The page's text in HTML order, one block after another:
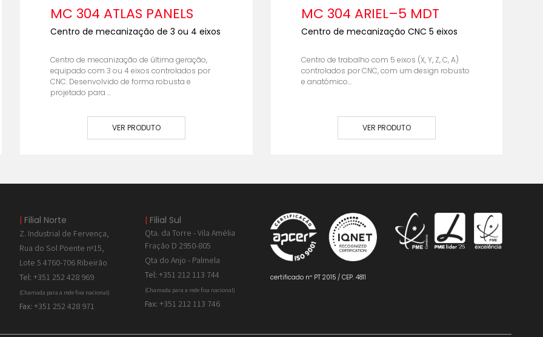
MC 304 ATLAS PANELS
Centro de mecanização de 3 ou 4 eixos
Centro de mecanização de última geração,
equipado com 3 ou 4 eixos controlados por
CNC. Desenvolvido de forma robusta e
projetado para ...
VER PRODUTO
MC 304 ARIEL–5 MDT
Centro de mecanização CNC 5 eixos
Centro de trabalho com 5 eixos (X, Y, Z, C, A)
controlados por CNC, com um design robusto
e anatómico...
VER PRODUTO
| Filial Norte
Z. Industrial de Fervença,
Rua do Sol Poente nº15,
Lote 5 4760-706 Ribeirão
Tel:+351 252 428 969
(Chamada para a rede fixa nacional)
Fax:+351 252 428 971
| Filial Sul
Qta. da Torre - Vila Amélia
Fração D 2950-805
Qta do Anjo - Palmela
Tel: +351 212 113 744
(Chamada para a rede fixa nacional)
Fax: +351 212 113 746
certificado nº PT 2015 / CEP. 4811